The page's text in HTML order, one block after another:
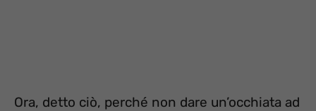
Ora, detto ciò, perché non dare un’occhiata ad